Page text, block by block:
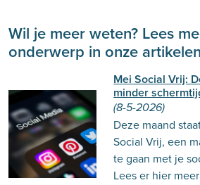
Wil je meer weten? Lees
onderwerp in onze artikelen
Mei Social Vrij:
minder
(8-5-2026)
Deze maand
Social Vrij, een
te gaan met je
Lees er hier